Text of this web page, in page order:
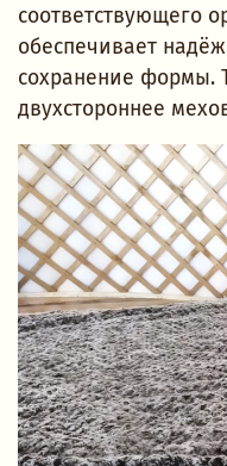
соответствующего
обеспечивает
сохранение формы.
двухстороннее